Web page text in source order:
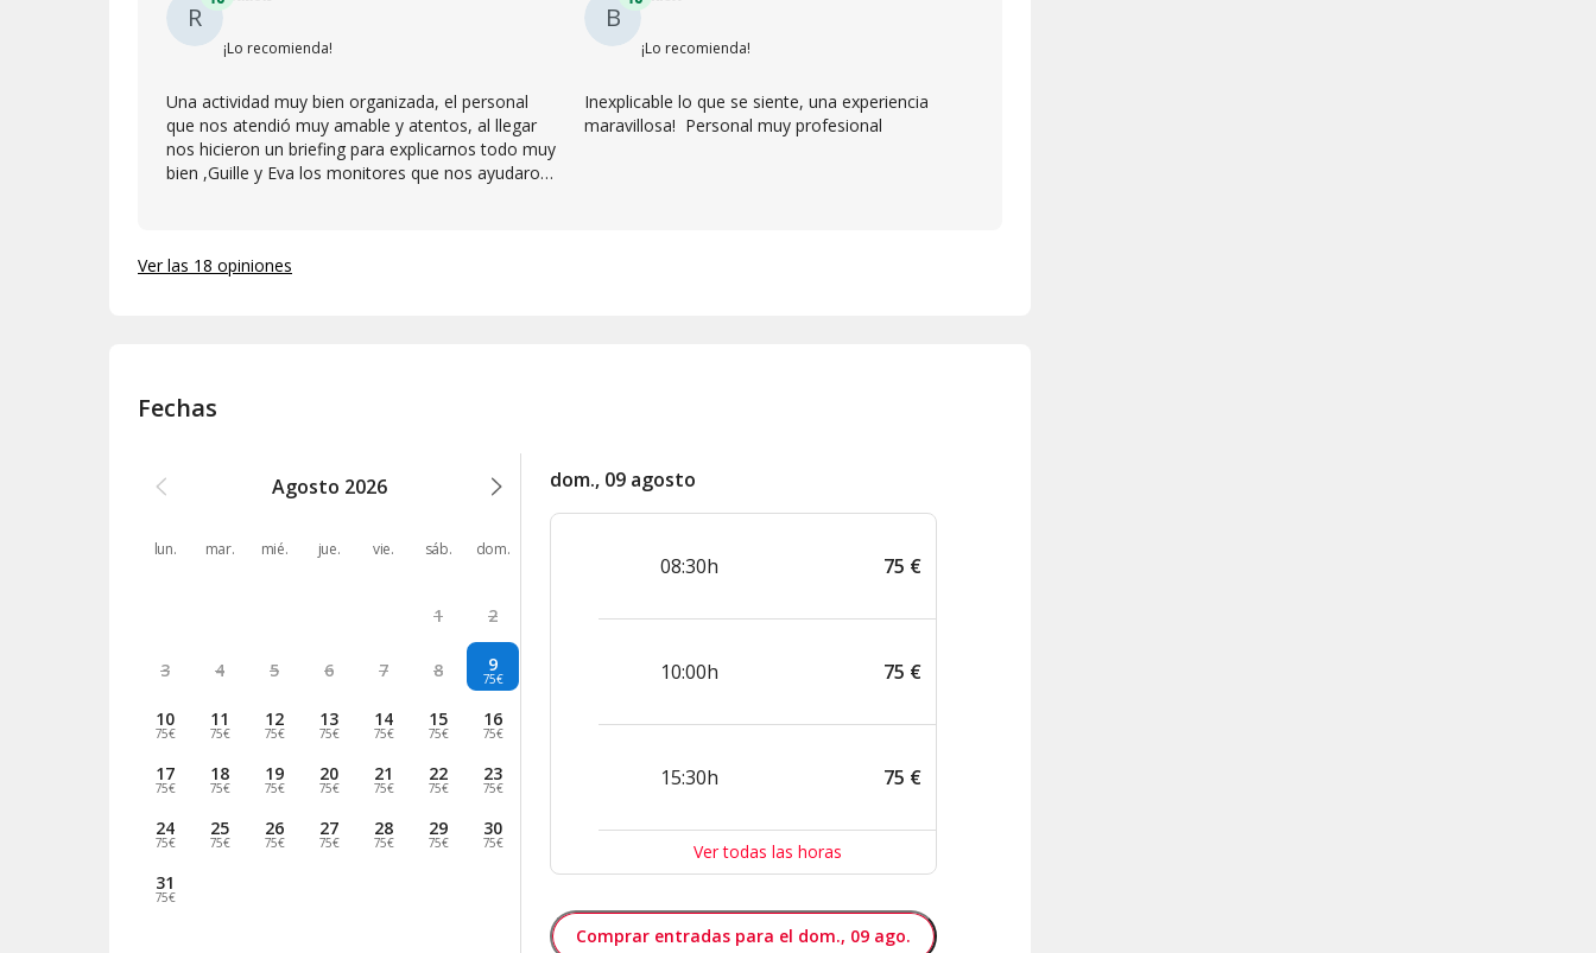
R
¡Lo recomienda!
Una actividad muy bien organizada, el personal
que nos atendió muy amable y atentos, al llegar
nos hicieron un briefing para explicarnos todo muy
bien ,Guille y Eva los monitores que nos ayudaron
B
¡Lo recomienda!
Inexplicable lo que se siente, una experiencia
maravillosa! Personal muy profesional
Ver las 18 opiniones
Fechas
Agosto 2026
lun. mar. mié. jue. vie. sáb. dom.
1 2
3 4 5 6 7 8 9
75€
10
75€
11
75€
12
75€
13
75€
14
75€
15
75€
16
75€
17
75€
18
75€
19
75€
20
75€
21
75€
22
75€
23
75€
24
75€
25
75€
26
75€
27
75€
28
75€
29
75€
30
75€
31
75€
dom., 09 agosto
08:30h 75 €
10:00h 75 €
15:30h 75 €
Ver todas las horas
Comprar entradas para el dom., 09 ago.